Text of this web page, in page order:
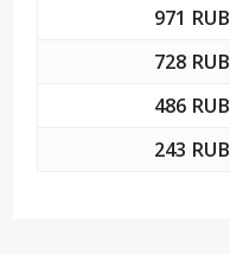
971 RUB
728 RUB
486 RUB
243 RUB